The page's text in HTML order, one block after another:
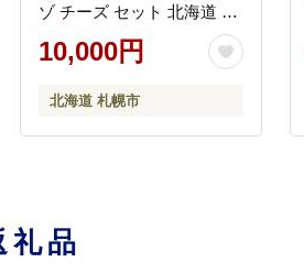
ゾ チーズ セット 北海道 札
10,000円
北海道 札幌市
品